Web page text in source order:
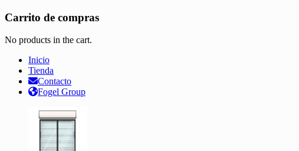
Carrito de compras
No products in the cart.
Inicio
Tienda
Contacto
Fogel Group